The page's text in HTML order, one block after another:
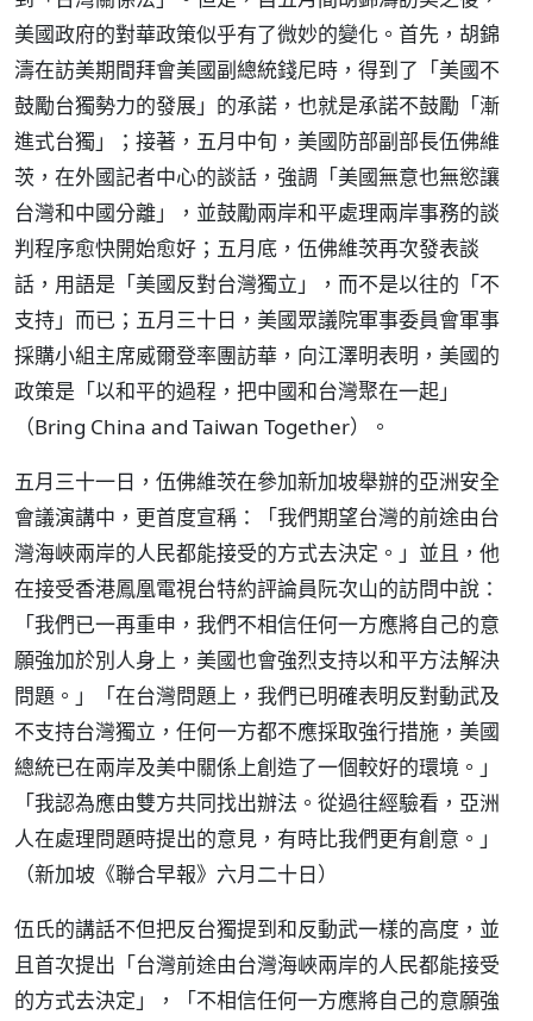
美國政府的對華政策似乎有了微妙的變化。首先，胡錦
濤在訪美期間拜會美國副總統錢尼時，得到了「美國不
鼓勵台獨勢力的發展」的承諾，也就是承諾不鼓勵「漸
進式台獨」；接著，五月中旬，美國防部副部長伍佛維
茨，在外國記者中心的談話，強調「美國無意也無慾讓
台灣和中國分離」，並鼓勵兩岸和平處理兩岸事務的談
判程序愈快開始愈好；五月底，伍佛維茨再次發表談
話，用語是「美國反對台灣獨立」，而不是以往的「不
支持」而已；五月三十日，美國眾議院軍事委員會軍事
採購小組主席威爾登率團訪華，向江澤明表明，美國的
政策是「以和平的過程，把中國和台灣聚在一起」
（Bring China and Taiwan Together）。
五月三十一日，伍佛維茨在參加新加坡舉辦的亞洲安全
會議演講中，更首度宣稱：「我們期望台灣的前途由台
灣海峽兩岸的人民都能接受的方式去決定。」並且，他
在接受香港鳳凰電視台特約評論員阮次山的訪問中說：
「我們已一再重申，我們不相信任何一方應將自己的意
願強加於別人身上，美國也會強烈支持以和平方法解決
問題。」「在台灣問題上，我們已明確表明反對動武及
不支持台灣獨立，任何一方都不應採取強行措施，美國
總統已在兩岸及美中關係上創造了一個較好的環境。」
「我認為應由雙方共同找出辦法。從過往經驗看，亞洲
人在處理問題時提出的意見，有時比我們更有創意。」
（新加坡《聯合早報》六月二十日）
伍氏的講話不但把反台獨提到和反動武一樣的高度，並
且首次提出「台灣前途由台灣海峽兩岸的人民都能接受
的方式去決定」，「不相信任何一方應將自己的意願強